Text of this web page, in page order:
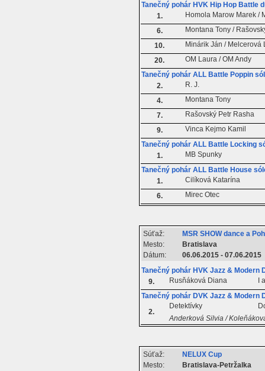
Tanečný pohár HVK Hip Hop Battle
1.
Homola Marow Marek /
6.
Montana Tony /
10.
Minárik Ján / Melcerová
20.
OM Laura / OM Andy
Tanečný pohár ALL Battle Poppin
2.
R. J.
4.
Montana Tony
7.
Rašovský Petr Rasha
9.
Vinca Kejmo Kamil
Tanečný pohár ALL Battle Locking
1.
MB Spunky
Tanečný pohár ALL Battle House
1.
Cilíková Katarína
6.
Mirec Otec
Súťaž:
MSR SHOW dance a
Mesto:
Bratislava
Dátum:
06.06.2015 - 07.06.2015
Tanečný pohár HVK Jazz & Modern
9.
Rusňáková Diana
I
Tanečný pohár DVK Jazz & Modern
2.
Detektívky
Anderková Silvia /
Súťaž:
NELUX Cup
Mesto:
Bratislava-Petržalka